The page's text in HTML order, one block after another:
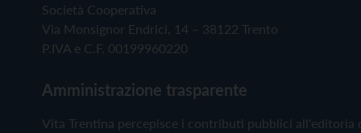
Società Cooperativa
Via Monsignor Endrici, 14 – 38122 Trento
P.IVA e C.F. 00199960220
Amministrazione trasparente
Vita Trentina percepisce i contributi pubblici all'editoria